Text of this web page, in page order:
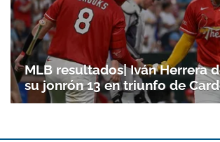
MLB resultados| Iván Herrera
su jonrón 13 en triunfo de